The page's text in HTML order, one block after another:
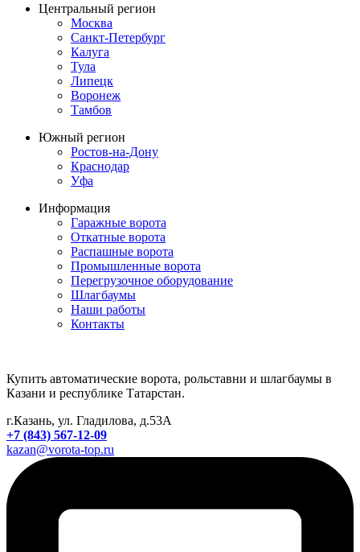
Центральный регион
Москва
Санкт-Петербург
Калуга
Тула
Липецк
Воронеж
Тамбов
Южный регион
Ростов-на-Дону
Краснодар
Уфа
Информация
Гаражные ворота
Откатные ворота
Распашные ворота
Промышленные ворота
Перегрузочное оборудование
Шлагбаумы
Наши работы
Контакты
Купить автоматические ворота, рольставни и шлагбаумы в
Казани и республике Татарстан.
г.Казань, ул. Гладилова, д.53А
+7 (843) 567-12-09
kazan@vorota-top.ru